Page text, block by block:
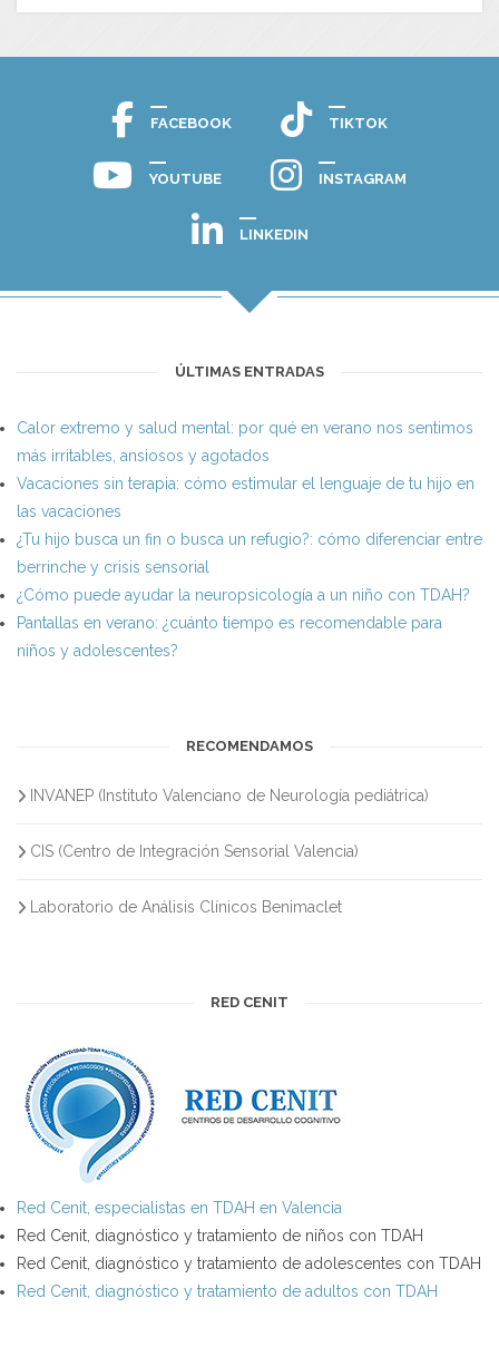
FACEBOOK TIKTOK
YOUTUBE INSTAGRAM
LINKEDIN
ÚLTIMAS ENTRADAS
Calor extremo y salud mental: por qué en verano nos sentimos
más irritables, ansiosos y agotados
Vacaciones sin terapia: cómo estimular el lenguaje de tu hijo en
las vacaciones
¿Tu hijo busca un fin o busca un refugio?: cómo diferenciar entre
berrinche y crisis sensorial
¿Cómo puede ayudar la neuropsicología a un niño con TDAH?
Pantallas en verano: ¿cuánto tiempo es recomendable para
niños y adolescentes?
RECOMENDAMOS
INVANEP (Instituto Valenciano de Neurología pediátrica)
CIS (Centro de Integración Sensorial Valencia)
Laboratorio de Análisis Clínicos Benimaclet
RED CENIT
Red Cenit, especialistas en TDAH en Valencia
Red Cenit, diagnóstico y tratamiento de niños con TDAH
Red Cenit, diagnóstico y tratamiento de adolescentes con TDAH
Red Cenit, diagnóstico y tratamiento de adultos con TDAH